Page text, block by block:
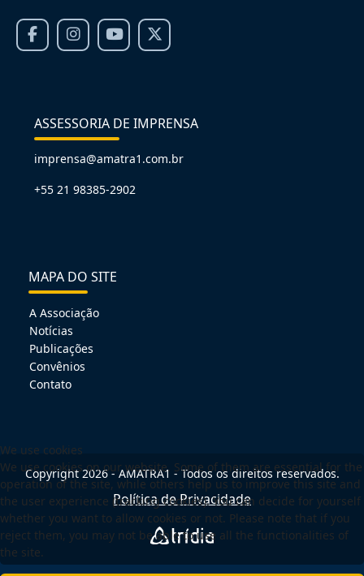
ASSESSORIA DE IMPRENSA
imprensa@amatra1.com.br
+55 21 98385-2902
MAPA DO SITE
A Associação
Notícias
Publicações
Convênios
Contato
Copyright 2026 - AMATRA1 - Todos os direitos reservados.
Política de Privacidade
We use cookies
We use cookies on our website. Some of them are essential for the
operation of the site, while others help us to improve this site and
the user experience (tracking cookies). You can decide for yourself
whether you want to allow cookies or not. Please note that if you
reject them, you may not be able to use all the functionalities of
the site.